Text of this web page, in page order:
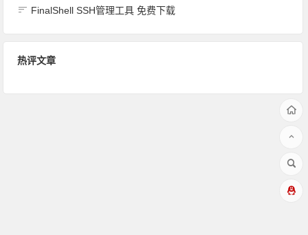
FinalShell SSH管理工具 免费下载
热评文章